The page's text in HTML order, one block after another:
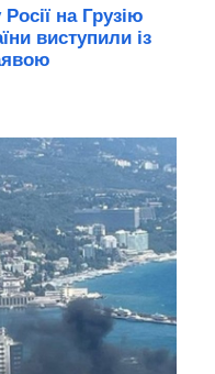
на Грузію
виступили із